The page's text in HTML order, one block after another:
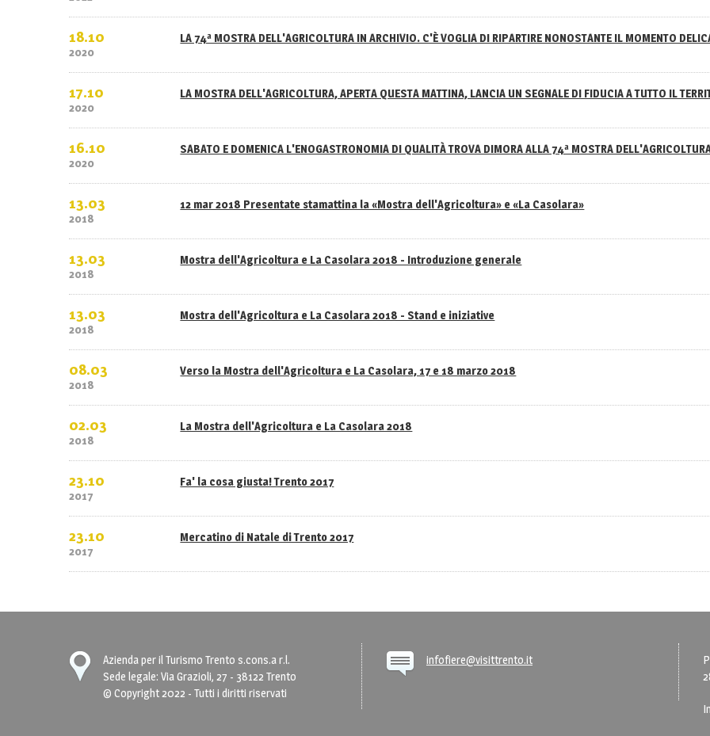
18.10
2020
LA 74ª MOSTRA DELL'AGRICOLTURA IN ARCHIVIO. C'È VOGLIA DI RIPARTIRE NONOSTANTE IL MOMENTO
17.10
2020
LA MOSTRA DELL'AGRICOLTURA, APERTA QUESTA MATTINA, LANCIA UN SEGNALE DI FIDUCIA A TUTTO IL
16.10
2020
SABATO E DOMENICA L'ENOGASTRONOMIA DI QUALITÀ TROVA DIMORA ALLA 74ª MOSTRA
13.03
2018
12 mar 2018 Presentate stamattina la «Mostra dell'Agricoltura» e «La Casolara»
13.03
2018
Mostra dell'Agricoltura e La Casolara 2018 - Introduzione generale
13.03
2018
Mostra dell'Agricoltura e La Casolara 2018 - Stand e iniziative
08.03
2018
Verso la Mostra dell'Agricoltura e La Casolara, 17 e 18 marzo 2018
02.03
2018
La Mostra dell'Agricoltura e La Casolara 2018
23.10
2017
Fa' la cosa giusta! Trento 2017
23.10
2017
Mercatino di Natale di Trento 2017
Azienda per il Turismo Trento s.cons.a r.l.
Sede legale: Via Grazioli, 27 - 38122 Trento
© Copyright 2022 - Tutti i diritti riservati
infofiere@visittrento.it